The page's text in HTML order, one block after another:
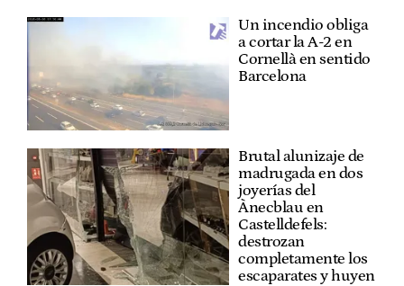
Un incendio obliga
a cortar la A-2 en
Cornellà en sentido
Barcelona
Brutal alunizaje de
madrugada en dos
joyerías del
Ànecblau en
Castelldefels:
destrozan
completamente los
escaparates y huyen